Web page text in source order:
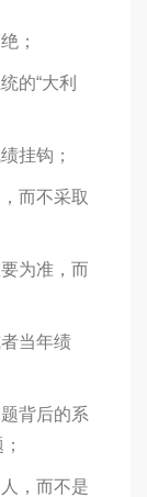
；
的“大利
挂钩；
而不采取
为准，而
当年绩
背后的系
，而不是